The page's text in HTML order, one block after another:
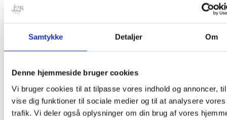
Samtykke Detaljer Om
Denne hjemmeside bruger cookies
Vi bruger cookies til at tilpasse vores indhold og annoncer,
vise dig funktioner til sociale medier og til at analysere vores
trafik. Vi deler også oplysninger om din brug af vores
Privatlivspolitik
Om mig
Nyheder
Fladfisk
Sild
Søhest